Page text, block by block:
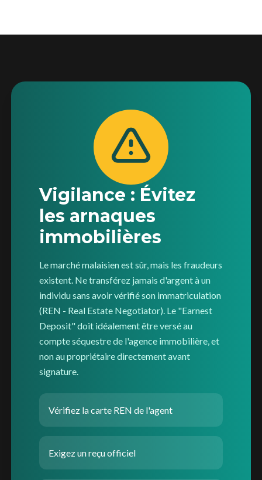
Vigilance : Évitez
les arnaques
immobilières
Le marché malaisien est sûr, mais les fraudeurs
existent. Ne transférez jamais d'argent à un
individu sans avoir vérifié son immatriculation
(REN - Real Estate Negotiator). Le "Earnest
Deposit" doit idéalement être versé au
compte séquestre de l'agence immobilière, et
non au propriétaire directement avant
signature.
Vérifiez la carte REN de l'agent
Exigez un reçu officiel